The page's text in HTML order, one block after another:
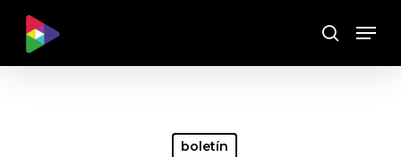
main
Buscar
Menu
boletín